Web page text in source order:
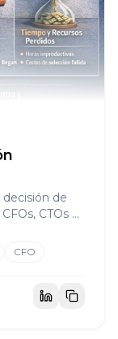
de
CTOs y
CFO